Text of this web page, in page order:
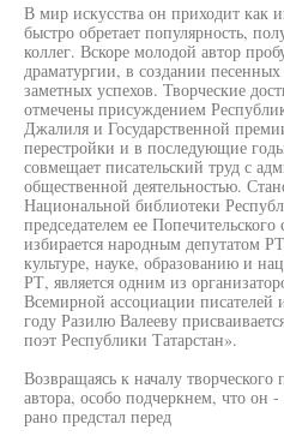
В мир искусства он приходит как
быстро обретает популярность,
коллег. Вскоре молодой автор
драматургии, в создании песенных
заметных успехов. Творческие
отмечены присуждением
Джалиля и Государственной
перестройки и в последующие
совмещает писательский труд с
общественной деятельностью.
Национальной библиотеки
председателем ее
избирается народным депутатом
культуре, науке, образованию и
РТ, является одним из
Всемирной ассоциации писателей
году Разилю Валееву
поэт Республики Татарстан».
Возвращаясь к началу
автора, особо подчеркнем, что
рано предстал перед